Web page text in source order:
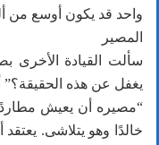
واحد قد يكون أوسع
المصير
سألت القيادة
يغفل عن هذه الحقيقة؟”
“مصيره أن يعيش
خالدًا وهو يتلاشى.